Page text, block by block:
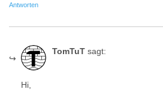
Antworten
TomTuT sagt:
Hi,